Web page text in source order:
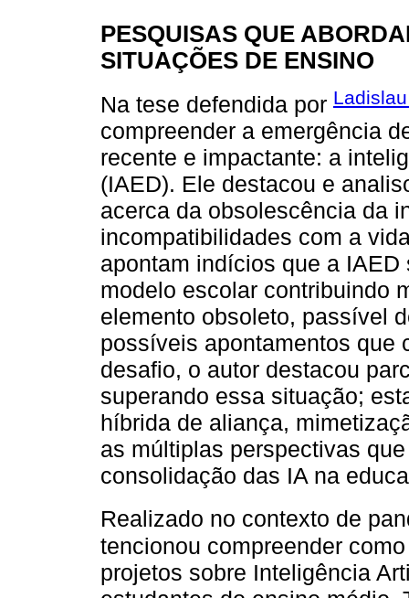
PESQUISAS QUE
SITUAÇÕES DE ENSINO
Na tese defendida por
compreender a emergência
recente e impactante: a
(IAED). Ele destacou e
acerca da obsolescência da
incompatibilidades com a
apontam indícios que a
modelo escolar contribuindo
elemento obsoleto, passível
possíveis apontamentos que
desafio, o autor destacou
superando essa situação;
híbrida de aliança,
as múltiplas perspectivas
consolidação das IA na
Realizado no contexto de
tencionou compreender
projetos sobre Inteligência